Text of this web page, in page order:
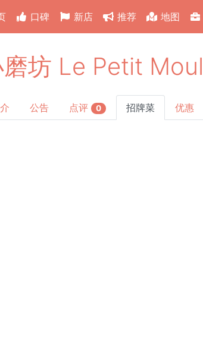
口碑 新店 推荐 地图
坊 Le Petit
公告 点评 0 招牌菜
优惠